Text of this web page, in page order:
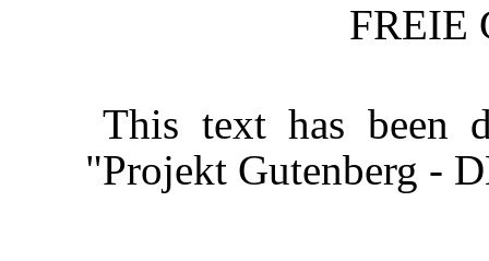
FREIE
This text has been
"Projekt Gutenberg -